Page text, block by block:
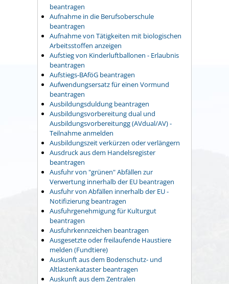
beantragen
Aufnahme in die Berufsoberschule
beantragen
Aufnahme von Tätigkeiten mit biologischen
Arbeitsstoffen anzeigen
Aufstieg von Kinderluftballonen - Erlaubnis
beantragen
Aufstiegs-BAföG beantragen
Aufwendungsersatz für einen Vormund
beantragen
Ausbildungsduldung beantragen
Ausbildungsvorbereitung dual und
Ausbildungsvorbereitungg (AVdual/AV) -
Teilnahme anmelden
Ausbildungszeit verkürzen oder verlängern
Ausdruck aus dem Handelsregister
beantragen
Ausfuhr von "grünen" Abfällen zur
Verwertung innerhalb der EU beantragen
Ausfuhr von Abfällen innerhalb der EU -
Notifizierung beantragen
Ausfuhrgenehmigung für Kulturgut
beantragen
Ausfuhrkennzeichen beantragen
Ausgesetzte oder freilaufende Haustiere
melden (Fundtiere)
Auskunft aus dem Bodenschutz- und
Altlastenkataster beantragen
Auskunft aus dem Zentralen